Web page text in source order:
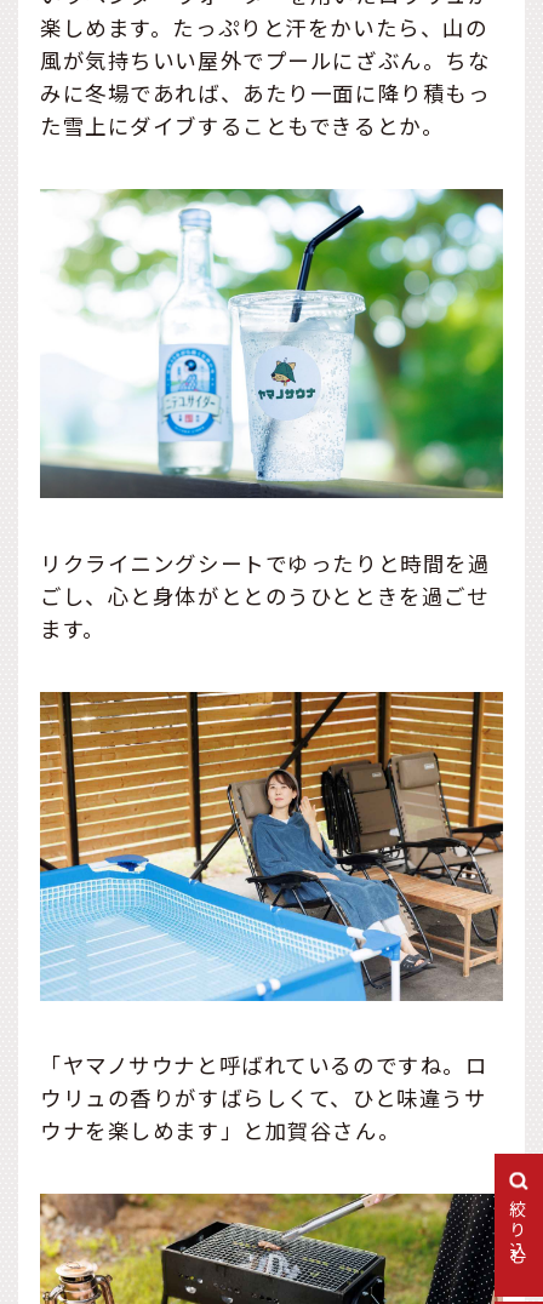
絞り込む
楽しめます。たっぷりと汗をかいたら、山の
風が気持ちいい屋外でプールにざぶん。ちな
みに冬場であれば、あたり一面に降り積もっ
た雪上にダイブすることもできるとか。
リクライニングシートでゆったりと時間を過
ごし、心と身体がととのうひとときを過ごせ
ます。
「ヤマノサウナと呼ばれているのですね。ロ
ウリュの香りがすばらしくて、ひと味違うサ
ウナを楽しめます」と加賀谷さん。